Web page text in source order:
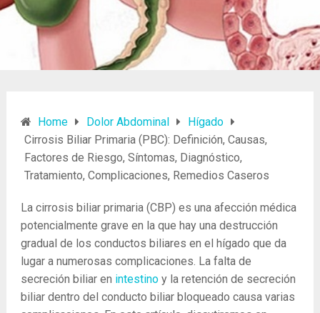
Home Dolor Abdominal
Hígado
Cirrosis Biliar Primaria (PBC): Definición, Causas,
Factores de Riesgo, Síntomas, Diagnóstico,
Tratamiento, Complicaciones, Remedios Caseros
La cirrosis biliar primaria (CBP) es una afección médica
potencialmente grave en la que hay una destrucción
gradual de los conductos biliares en el hígado que da
lugar a numerosas complicaciones. La falta de
secreción biliar en intestino y la retención de secreción
biliar dentro del conducto biliar bloqueado causa varias